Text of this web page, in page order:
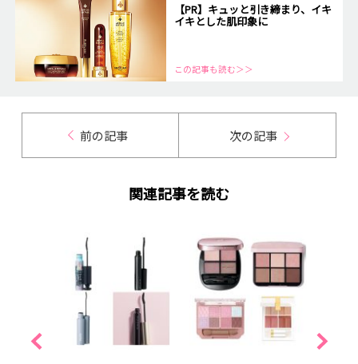
【PR】キュッと引き締まり、イキ
イキとした肌印象に
この記事も読む＞＞
前の記事 次の記事
関連記事を読む